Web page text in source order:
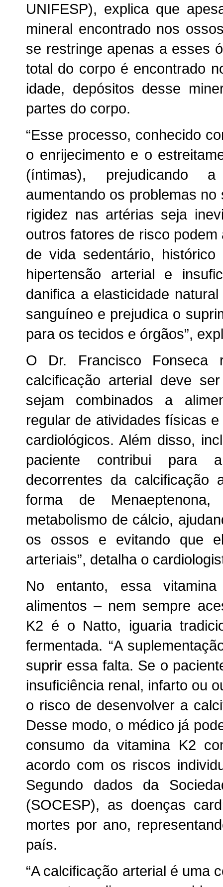
UNIFESP), explica que
mineral encontrado nos
se restringe apenas a esses
total do corpo é encontrado
idade, depósitos desse
partes do corpo.
“Esse processo, conhecido
o enrijecimento e o
(íntimas), prejudicando
aumentando os problemas
rigidez nas artérias seja
outros fatores de risco
de vida sedentário, histórico
hipertensão arterial e
danifica a elasticidade
sanguíneo e prejudica o
para os tecidos e órgãos”,
O Dr. Francisco Fonseca
calcificação arterial deve
sejam combinados a
regular de atividades físicas
cardiológicos. Além disso,
paciente contribui para
decorrentes da calcificação
forma de
metabolismo de cálcio,
os ossos e evitando que
arteriais”, detalha o
No entanto, essa
alimentos – nem sempre
K2 é o Natto, iguaria
fermentada. “A
suprir essa falta. Se o
insuficiência renal, infarto ou
o risco de desenvolver a
Desse modo, o médico já
consumo da vitamina K2
acordo com os riscos
Segundo dados da
(SOCESP), as doenças
mortes por ano,
país.
“A calcificação arterial é uma